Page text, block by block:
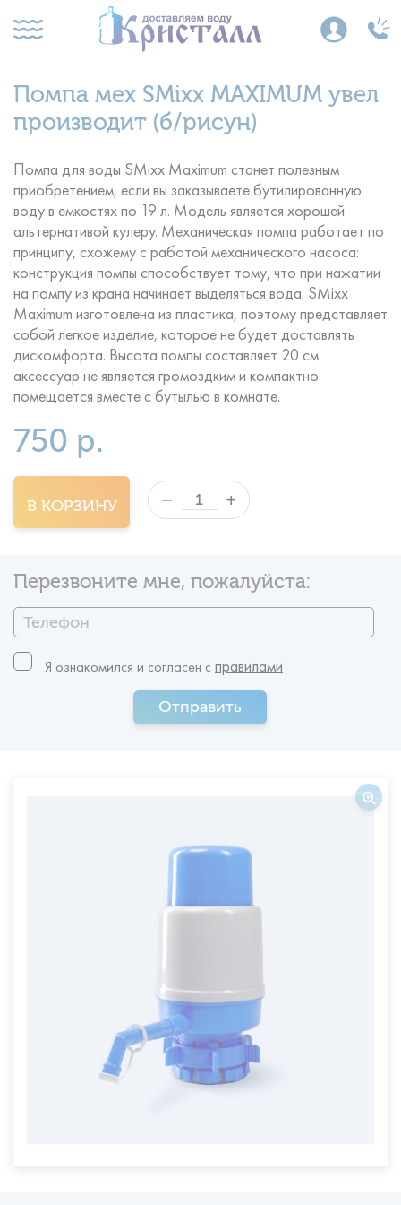
Помпа мех SMixx MAXIMUM увел
производит (б/рисун)
Помпа для воды SMixx Maximum станет полезным
приобретением, если вы заказываете бутилированную
воду в емкостях по 19 л. Модель является хорошей
альтернативой кулеру. Механическая помпа работает по
принципу, схожему с работой механического насоса:
конструкция помпы способствует тому, что при нажатии
на помпу из крана начинает выделяться вода. SMixx
Maximum изготовлена из пластика, поэтому представляет
собой легкое изделие, которое не будет доставлять
дискомфорта. Высота помпы составляет 20 см:
помещается вместе с бутылью в комнате.
750 р.
В КОРЗИНУ — +
Перезвоните мне, пожалуйста:
Отправить
Я ознакомился и согласен c